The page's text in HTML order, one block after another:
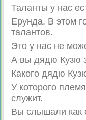
Таланты у нас
Ерунда. В этом
талантов.
Это у нас не
А вы дядю Кузю
Какого дядю
У которого
служит.
Вы слышали как